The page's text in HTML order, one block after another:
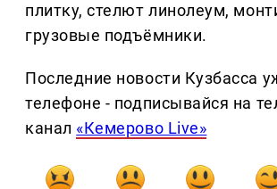
плитку, стелют линолеум,
грузовые подъёмники.
Последние новости Кузбасса
телефоне - подписывайся на
канал «Кемерово Live»